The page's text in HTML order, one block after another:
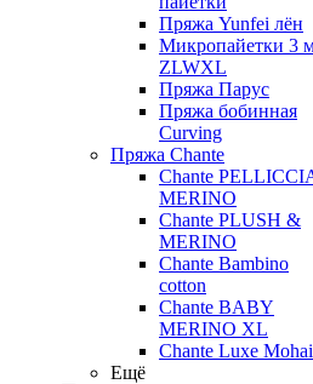
Пряжа Yunfei лён
Микропайетки 3
ZLWXL
Пряжа Парус
Пряжа бобинная
Curving
Пряжа Chante
Chante
MERINO
Chante PLUSH &
MERINO
Chante Bambino
cotton
Chante BABY
MERINO XL
Chante Luxe
Ещё